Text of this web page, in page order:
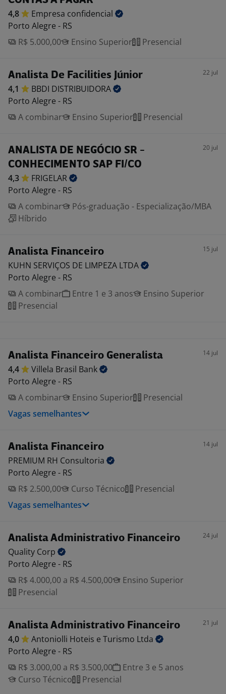
4,8 Empresa confidencial
Porto Alegre - RS
R$ 5.000,00
Ensino Superior Presencial
Analista De Facilities Júnior 22 jul
4,1 BBDI DISTRIBUIDORA
Porto Alegre - RS
A combinar
Ensino Superior Presencial
ANALISTA DE NEGÓCIO SR -
CONHECIMENTO SAP FI/CO
20 jul
4,3
FRIGELAR
Porto Alegre - RS
A combinar
Pós-graduação - Especialização/MBA
Híbrido
Analista Financeiro 15 jul
KUHN SERVIÇOS DE LIMPEZA LTDA
Porto Alegre - RS
A combinar
Entre 1 e 3 anos
Ensino Superior
Presencial
Analista Financeiro Generalista 14 jul
4,4 Villela Brasil Bank
Porto Alegre - RS
A combinar
Ensino Superior
Presencial
Vagas semelhantes
Analista Financeiro 14 jul
PREMIUM RH Consultoria
Porto Alegre - RS
R$ 2.500,00
Curso Técnico
Presencial
Vagas semelhantes
Analista Administrativo Financeiro 24 jul
Quality Corp
Porto Alegre - RS
R$ 4.000,00 a R$ 4.500,00
Ensino Superior
Presencial
Analista Administrativo Financeiro 21 jul
4,0 Antoniolli Hoteis e Turismo Ltda
Porto Alegre - RS
R$ 3.000,00 a R$ 3.500,00
Entre 3 e 5 anos
Curso Técnico
Presencial